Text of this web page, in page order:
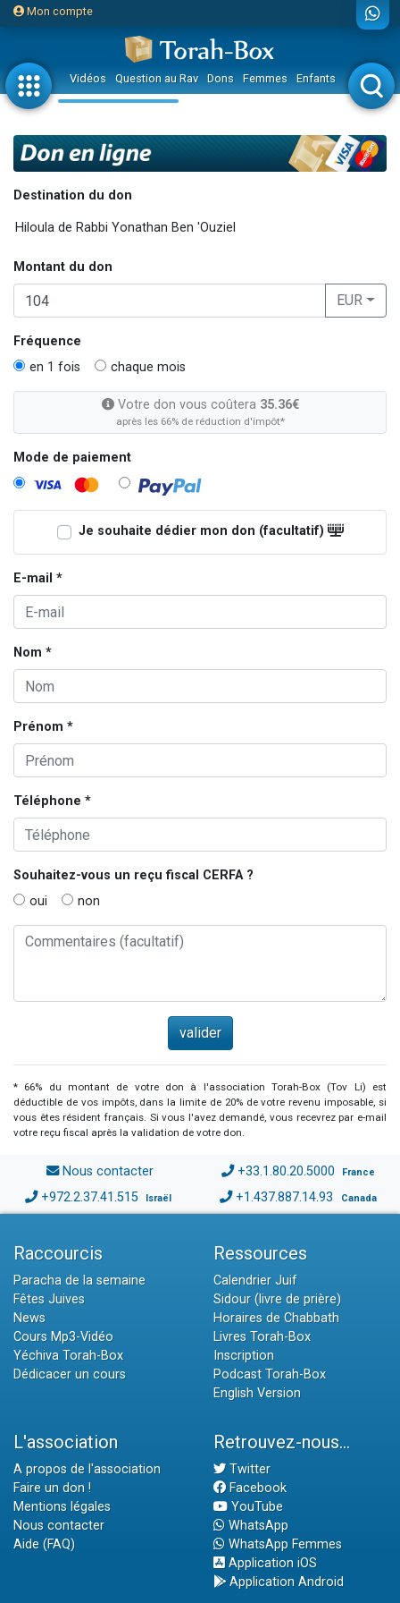
Mon compte
Vidéos Question au Rav Dons Femmes Enfants Etude sur
Destination du don
Montant du don
EUR
Fréquence
en 1 fois
chaque mois
Votre don vous coûtera 35.36€
après les 66% de réduction d'impôt*
Mode de paiement
Je souhaite dédier mon don (facultatif)
E-mail *
Nom *
Prénom *
Téléphone *
Souhaitez-vous un reçu fiscal CERFA?
oui
non
* 66% du montant de votre don à l'association Torah-Box (Tov Li) est
déductible de vos impôts, dans la limite de 20% de votre revenu imposable, si
vous êtes résident français. Si vous l'avez demandé, vous recevrez par e-mail
votre reçu fiscal après la validation de votre don.
Nous contacter +33.1.80.20.5000 France
+972.2.37.41.515 Israël +1.437.887.14.93 Canada
Raccourcis
Paracha de la semaine
Fêtes Juives
News
Cours Mp3-Vidéo
Yéchiva Torah-Box
Dédicacer un cours
Ressources
Calendrier Juif
Sidour (livre de prière)
Horaires de Chabbath
Livres Torah-Box
Inscription
Podcast Torah-Box
English Version
L'association
A propos de l'association
Faire un don !
Mentions légales
Nous contacter
Aide (FAQ)
Retrouvez-nous...
Twitter
Facebook
YouTube
WhatsApp
WhatsApp Femmes
Application iOS
Application Android